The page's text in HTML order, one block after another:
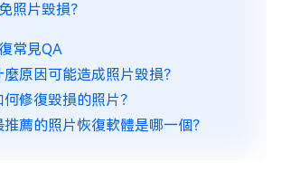
照片毀損？
常見QA
麼原因可能造成照片毀損？
何修復毀損的照片？
推薦的照片恢復軟體是哪一個？